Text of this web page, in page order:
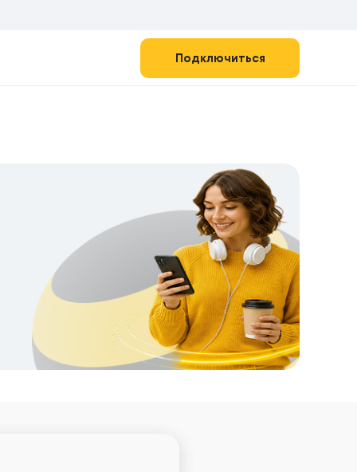
Подключиться